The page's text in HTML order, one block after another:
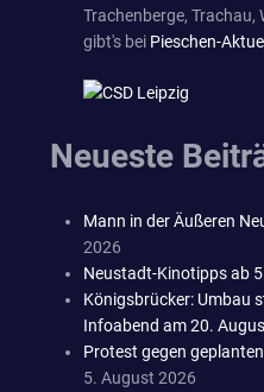
Trachenberge, Trachau,
gibt's bei Pieschen-Aktuell
Neueste
Mann in der Äußeren
2026
Neustadt-Kinotipps ab
Königsbrücker: Umbau
Infoabend am 20.
Protest gegen
5. August 2026